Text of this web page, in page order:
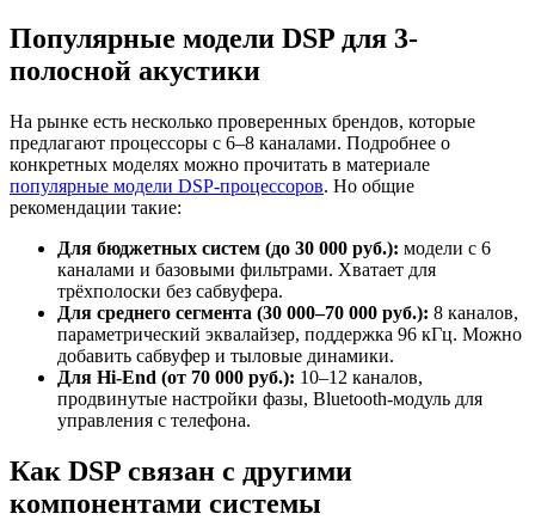
Популярные модели DSP для 3-
полосной акустики
На рынке есть несколько проверенных брендов, которые
предлагают процессоры с 6–8 каналами. Подробнее о
конкретных моделях можно прочитать в материале
популярные модели DSP-процессоров. Но общие
рекомендации такие:
Для бюджетных систем (до 30 000 руб.): модели с 6
каналами и базовыми фильтрами. Хватает для
трёхполоски без сабвуфера.
Для среднего сегмента (30 000–70 000 руб.): 8 каналов,
параметрический эквалайзер, поддержка 96 кГц. Можно
добавить сабвуфер и тыловые динамики.
Для Hi-End (от 70 000 руб.): 10–12 каналов,
продвинутые настройки фазы, Bluetooth-модуль для
управления с телефона.
Как DSP связан с другими
компонентами системы